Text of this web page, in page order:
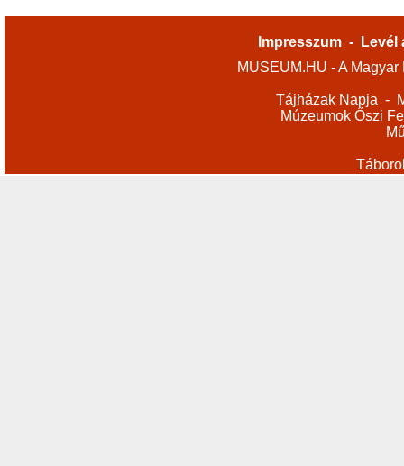
Impresszum -
Levél
MUSEUM.HU - A
Tájházak Napja -
Múzeumok Őszi